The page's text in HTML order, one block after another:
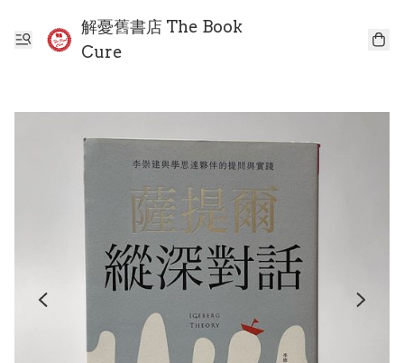
解憂舊書店 The Book
Cure